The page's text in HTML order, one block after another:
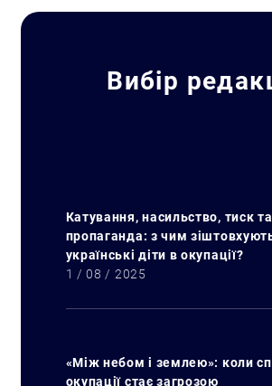
Вибір
Катування, насильство, тиск та
пропаганда: з чим
українські діти в окупації?
1 / 08 / 2025
«Між небом і землею»: коли
окупації стає загрозою